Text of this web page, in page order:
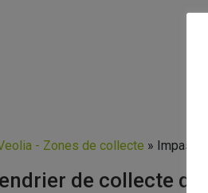
- Zones de collecte »
de collecte